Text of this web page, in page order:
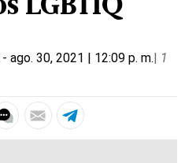
LGBTIQ
- ago. 30, 2021 | 12:09 p. m.| 1